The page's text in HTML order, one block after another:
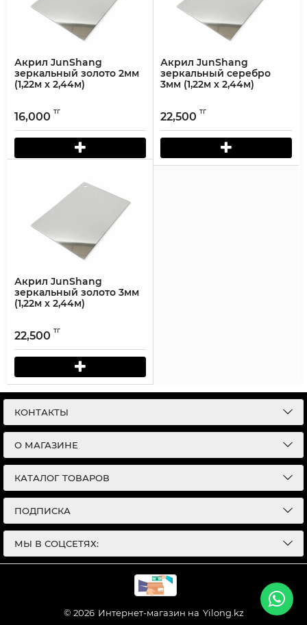
Акрил JunShang
зеркальный золото 2мм
(1,22м х 2,44м)
16,000 тг
Акрил JunShang
зеркальный серебро
3мм (1,22м х 2,44м)
22,500 тг
Акрил JunShang
зеркальный золото 3мм
(1,22м х 2,44м)
22,500 тг
КОНТАКТЫ
О МАГАЗИНЕ
КАТАЛОГ ТОВАРОВ
ПОДПИСКА
МЫ В СОЦСЕТЯХ:
© 2026 Интернет-магазин на Yilong.kz